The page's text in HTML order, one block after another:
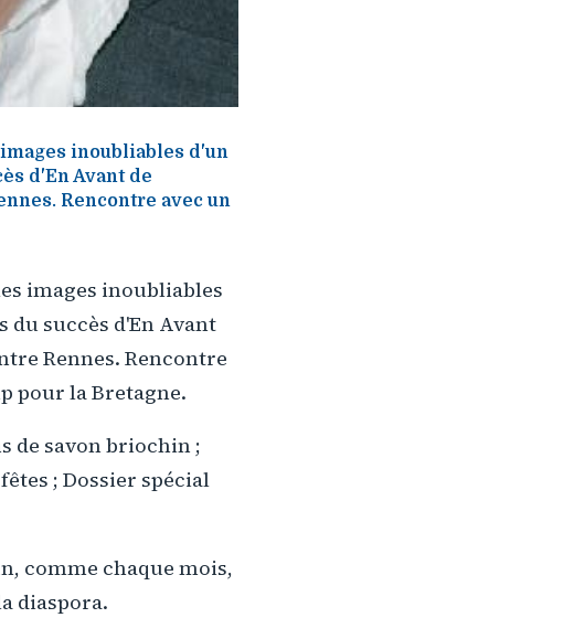
inoubliables d'un
d'En Avant de
Rencontre avec un
images inoubliables
du succès d'En Avant
Rennes. Rencontre
pour la Bretagne.
de savon briochin ;
; Dossier spécial
comme chaque mois,
diaspora.